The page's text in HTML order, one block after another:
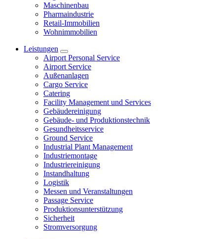
Maschinenbau
Pharmaindustrie
Retail-Immobilien
Wohnimmobilien
Leistungen
Airport Personal Service
Airport Service
Außenanlagen
Cargo Service
Catering
Facility Management und Services
Gebäudereinigung
Gebäude- und Produktionstechnik
Gesundheitsservice
Ground Service
Industrial Plant Management
Industriemontage
Industriereinigung
Instandhaltung
Logistik
Messen und Veranstaltungen
Passage Service
Produktionsunterstützung
Sicherheit
Stromversorgung